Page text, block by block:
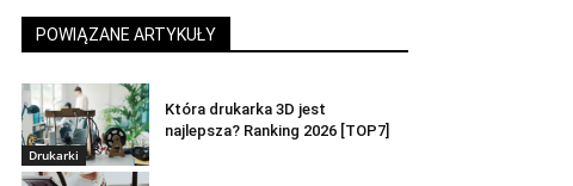
POWIĄZANE ARTYKUŁY
Drukarki
Która drukarka 3D jest
najlepsza? Ranking 2026 [TOP7]